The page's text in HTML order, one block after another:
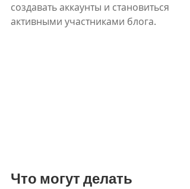
создавать аккаунты и становиться
активными участниками блога.
Что могут делать